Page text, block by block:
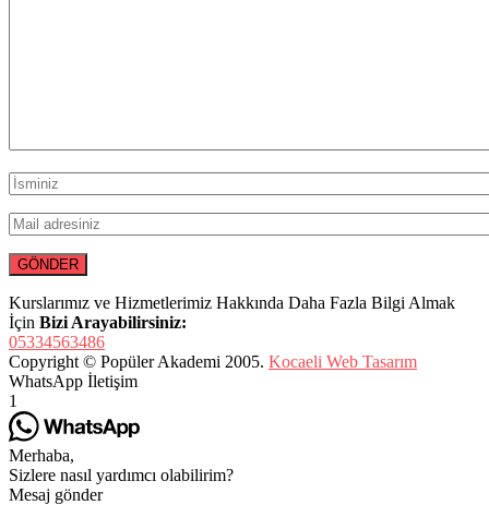
Kurslarımız ve Hizmetlerimiz Hakkında Daha Fazla Bilgi Almak
İçin Bizi Arayabilirsiniz:
05334563486
Copyright © Popüler Akademi 2005. Kocaeli Web Tasarım
WhatsApp İletişim
1
Merhaba,
Sizlere nasıl yardımcı olabilirim?
Mesaj gönder